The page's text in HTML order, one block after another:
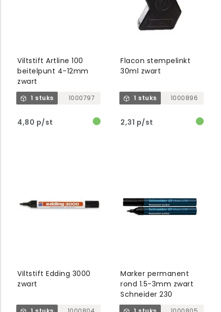
Viltstift Artline 100
beitelpunt 4-12mm
zwart
1 stuks 1000797
4,80 p/st
Flacon stempelinkt
30ml zwart
1 stuks 1000896
2,31 p/st
Viltstift Edding 3000
zwart
Marker permanent
rond 1.5-3mm zwart
Schneider 230